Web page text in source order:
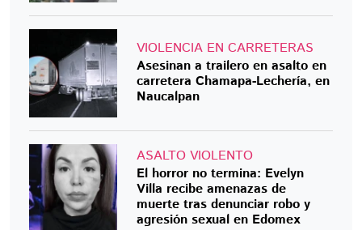
VIOLENCIA EN CARRETERAS
Asesinan a trailero en asalto en
carretera Chamapa-Lechería, en
Naucalpan
ASALTO VIOLENTO
El horror no termina: Evelyn
Villa recibe amenazas de
muerte tras denunciar robo y
agresión sexual en Edomex